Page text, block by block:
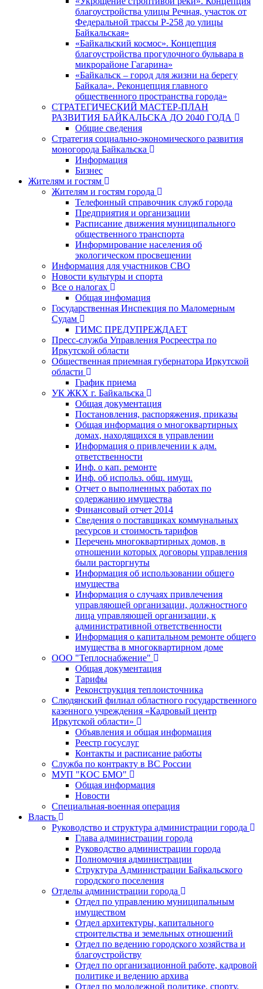
благоустройства улицы Речная, участок от
Федеральной трассы Р-258 до улицы
Байкальская»
«Байкальский космос». Концепция
благоустройства прогулочного бульвара в
микрорайоне Гагарина»
«Байкальск – город для жизни на берегу
Байкала». Реконцепция главного
общественного пространства города»
СТРАТЕГИЧЕСКИЙ МАСТЕР-ПЛАН
РАЗВИТИЯ БАЙКАЛЬСКА ДО 2040 ГОДА
Общие сведения
Стратегия социально-экономического развития
моногорода Байкальска
Информация
Бизнес
Жителям и гостям
Жителям и гостям города
Телефонный справочник служб города
Предприятия и организации
Расписание движения муниципального
общественного транспорта
Информирование населения об
экологическом просвещении
Информация для участников СВО
Новости культуры и спорта
Все о налогах
Общая инфомация
Государственная Инспекция по Маломерным
Судам
ГИМС ПРЕДУПРЕЖДАЕТ
Пресс-служба Управления Росреестра по
Иркутской области
Общественная приемная губернатора Иркутской
области
График приема
УК ЖКХ г. Байкальска
Общая документация
Постановления, распоряжения, приказы
Общая информация о многоквартирных
домах, находящихся в управлении
Информация о привлечении к адм.
ответственности
Инф. о кап. ремонте
Инф. об использ. общ. имущ.
Отчет о выполненных работах по
содержанию имущества
Финансовый отчет 2014
Сведения о поставщиках коммунальных
ресурсов и стоимость тарифов
Перечень многоквартирных домов, в
отношении которых договоры управления
были расторгнуты
Информация об использовании общего
имущества
Информация о случаях привлечения
управляющей организации, должностного
лица управляющей организации, к
административной ответственности
Информация о капитальном ремонте общего
имущества в многоквартирном доме
ООО "Теплоснабжение"
Общая документация
Тарифы
Реконструкция теплоисточника
Слюдянский филиал областного государственного
казенного учреждения «Кадровый центр
Иркутской области»
Объявления и общая информация
Реестр госуслуг
Контакты и расписание работы
Служба по контракту в ВС России
МУП "КОС БМО"
Общая информация
Новости
Специальная-военная операция
Власть
Руководство и структура администрации города
Глава администрации города
Руководство администрации города
Полномочия администрации
Структура Администрации Байкальского
городского поселения
Отделы администрации города
Отдел по управлению муниципальным
имуществом
Отдел архитектуры, капитального
строительства и земельных отношений
Отдел по ведению городского хозяйства и
благоустройству
Отдел по организационной работе, кадровой
политике и ведению архива
Отдел по молодежной политике, спорту,